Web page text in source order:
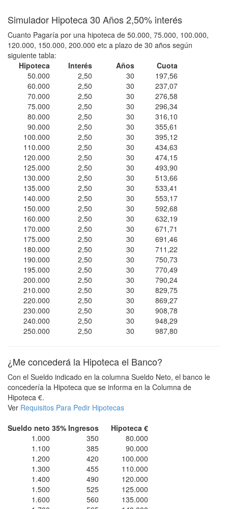
Simulador Hipoteca 30 Años 2,50% interés
Cuanto Pagaría por una hipoteca de 50.000, 75.000, 100.000,
120.000, 150.000, 200.000 etc a plazo de 30 años según
siguiente tabla:
Hipoteca
Interés Años
Cuota
50.000
2,50 30
197,56
60.000
2,50 30
237,07
70.000
2,50 30
276,58
75.000
2,50 30
296,34
80.000
2,50 30
316,10
90.000
2,50 30
355,61
100.000
2,50 30
395,12
110.000
2,50 30
434,63
120.000
2,50 30
474,15
125.000
2,50 30
493,90
130.000
2,50 30
513,66
135.000
2,50 30
533,41
140.000
2,50 30
553,17
150.000
2,50 30
592,68
160.000
2,50 30
632,19
170.000
2,50 30
671,71
175.000
2,50 30
691,46
180.000
2,50 30
711,22
190.000
2,50 30
750,73
195.000
2,50 30
770,49
200.000
2,50 30
790,24
210.000
2,50 30
829,75
220.000
2,50 30
869,27
230.000
2,50 30
908,78
240.000
2,50 30
948,29
250.000
2,50 30 987,80
¿Me concederá la Hipoteca el Banco?
Con el Sueldo indicado en la columna Sueldo Neto, el banco le
concedería la Hipoteca que se informa en la Columna de
Hipoteca €.
Ver Requisitos Para Pedir Hipotecas
Sueldo neto 35% Ingresos
Hipoteca €
1.000
350
80.000
1.100
385
90.000
1.200
420
100.000
1.300
455
110.000
1.400
490
120.000
1.500
525
125.000
1.600
560
135.000